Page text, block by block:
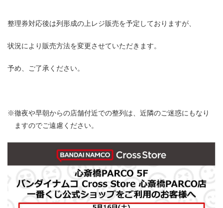
整理券対応後は列形成の上レジ販売を予定しておりますが、
状況により販売方法を変更させていただきます。
予め、ご了承ください。
※徹夜や早朝からの店舗付近での整列は、近隣のご迷惑にもなり
ますのでご遠慮ください。